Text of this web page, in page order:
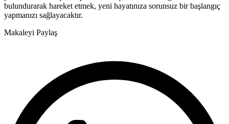
bulundurarak hareket etmek, yeni hayatınıza sorunsuz bir başlangıç
yapmanızı sağlayacaktır.
Makaleyi Paylaş